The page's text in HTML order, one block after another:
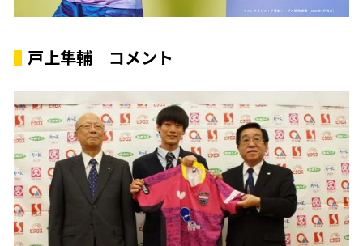
戸上隼輔 コメント